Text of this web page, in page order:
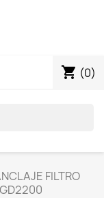
shopping_cart (0)
FILTRO